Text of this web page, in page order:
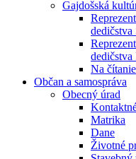
Gajdošská
dedičstva
Na čítanie
Občan a samospráva
Obecný úrad
Matrika
Dane
Životné